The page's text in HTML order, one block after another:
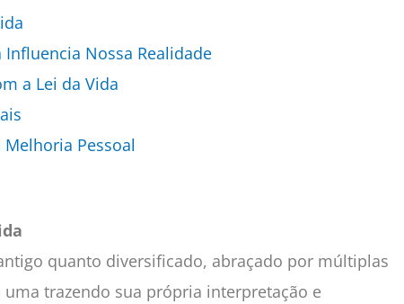
Nossa Realidade
a Lei da Vida
Pessoal
quanto diversificado, abraçado por múltiplas
trazendo sua própria interpretação e